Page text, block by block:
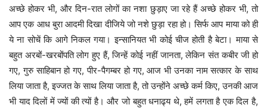
अच्छे होकर भी, और दिन-रात लोगों का नशा छुड़ाए जा रहे हैं अच्छे होकर भी, तो
आप एक आध बुरा आदमी दिखा दीजिये जो नशे छुड़ा रहा हो। सिर्फ आप माया को ही
ये ना सोचें कि आगे निकल गया। इन्सानियत भी कोई चीज होती है बेटा। माया से
बहुत अरबों-खरबोंपति लोग हुए हैं, जिन्हें कोई नहीं जानता, लेकिन संत कबीर जी हो
गए, गुरु साहिबान हो गए, पीर-पैगम्बर हो गए, आज भी उनका नाम सत्कार के साथ
लिया जाता है, इज्जत के साथ लिया जाता है, तो उन्होंने अच्छे कर्म किए, उनकी आज
भी याद दिलों में ज्यों की त्यों है। और जो बहुत धनाढ्य थे, हमें लगता है एक दिल है,